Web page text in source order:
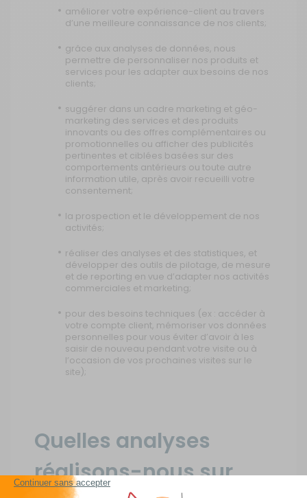
améliorer votre expérience-client au travers
d’une meilleure connaissance de nos clients;
grâce aux analyses de données, nous
permettre de personnaliser nos produits et
services pour les adapter aux besoins de nos
clients;
suggérer dans un cadre marketing et géo-
marketing des services et des produits
innovants ou des offres complémentaires ou
promotionnelles ou afficher des publicités
pertinentes et ciblées basées sur des
comportements antérieurs ou toute autre
information utile, après avoir recueilli votre
consentement;
la prospection et le développement de nos
activités;
réaliser des analyses et des statistiques, et
développer des outils de pilotage, de mesure
et de reporting en vue d’adapter nos activités
commerciales et marketing;
pour des besoins techniques (ex : accéder à
votre compte client, mémoriser vos données
personnelles pour vous éviter d’avoir à les
saisir de nouveau pendant votre visite ou à
l’occasion de vos prochaines visites sur le
site);
Quelles analyses
réalisons-nous sur